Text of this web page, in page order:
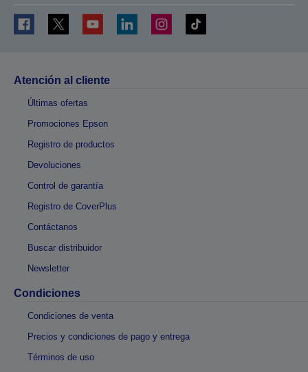
Atención al cliente
Últimas ofertas
Promociones Epson
Registro de productos
Devoluciones
Control de garantía
Registro de CoverPlus
Contáctanos
Buscar distribuidor
Newsletter
Condiciones
Condiciones de venta
Precios y condiciones de pago y entrega
Términos de uso